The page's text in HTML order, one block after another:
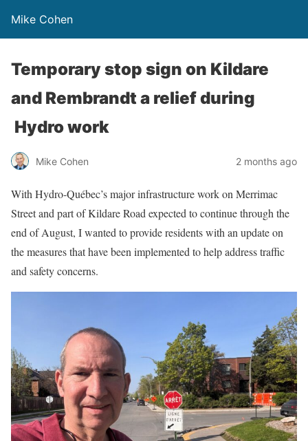
Mike Cohen
Temporary stop sign on Kildare
and Rembrandt a relief during
Hydro work
Mike Cohen 2 months ago
With Hydro-Québec’s major infrastructure work on Merrimac
Street and part of Kildare Road expected to continue through the
end of August, I wanted to provide residents with an update on
the measures that have been implemented to help address traffic
and safety concerns.